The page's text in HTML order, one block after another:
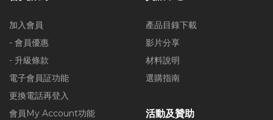
加入會員
- 會員優惠
- 升級條款
電子會員証功能
更換電話再登入
會員My Account功能
產品目錄下載
影片分享
材料說明
選購指南
活動及贊助